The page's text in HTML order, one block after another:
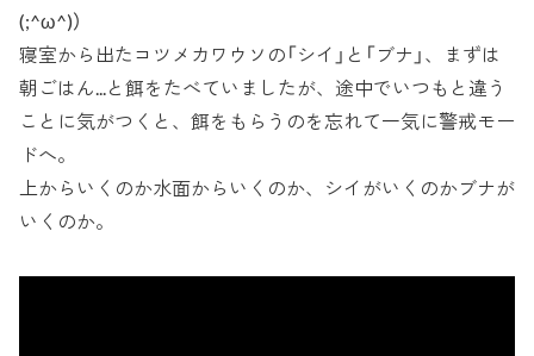
(;^ω^)）
寝室から出たコツメカワウソの「シイ」と「ブナ」、まずは
朝ごはん...と餌をたべていましたが、途中でいつもと違う
ことに気がつくと、餌をもらうのを忘れて一気に警戒モー
ドへ。
上からいくのか水面からいくのか、シイがいくのかブナが
いくのか。